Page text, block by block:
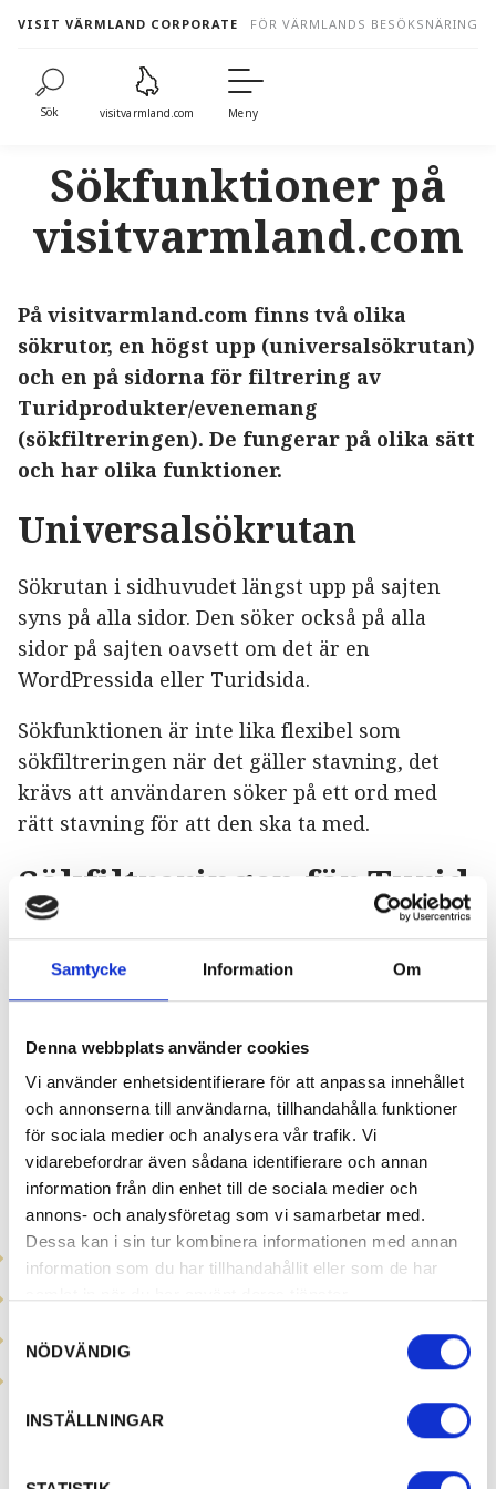
Samtycke Information Om
Denna webbplats använder cookies
Vi använder enhetsidentifierare för att anpassa innehållet
och annonserna till användarna, tillhandahålla funktioner
för sociala medier och analysera vår trafik. Vi
vidarebefordrar även sådana identifierare och annan
information från din enhet till de sociala medier och
annons- och analysföretag som vi samarbetar med.
Dessa kan i sin tur kombinera informationen med annan
information som du har tillhandahållit eller som de har
NÖDVÄNDIG
INSTÄLLNINGAR
content
VISIT VÄRMLAND CORPORATE FÖR VÄRMLANDS BESÖKSNÄRING
Sök visitvarmland.com Meny
Sökfunktioner på
visitvarmland.com
På visitvarmland.com finns två olika
sökrutor, en högst upp (universalsökrutan)
och en på sidorna för filtrering av
Turidprodukter/evenemang
(sökfiltreringen). De fungerar på olika sätt
och har olika funktioner.
Universalsökrutan
Sökrutan i sidhuvudet längst upp på sajten
syns på alla sidor. Den söker också på alla
sidor på sajten oavsett om det är en
WordPressida eller Turidsida.
Sökfunktionen är inte lika flexibel som
sökfiltreringen när det gäller stavning, det
krävs att användaren söker på ett ord med
rätt stavning för att den ska ta med.
Sökfiltreringen för Turid
Funktionen som listar alla Turidprodukter på
sajten heter Algolia och dess filtrering
fungerar annorlunda jämfört med
felstavningar och kan söka på orden allt
eftersom man skriver.
Den filtrerar endast på produkter och
evenemang i Turid och enbart på dessa fält
där det finns information:
Rubrik
Ingress
Kommun
Söker man på ett ord i brödtexten som inte